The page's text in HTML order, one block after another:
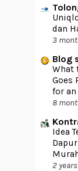
dan
3
Blog
What
Goes
for an
8
Idea
2